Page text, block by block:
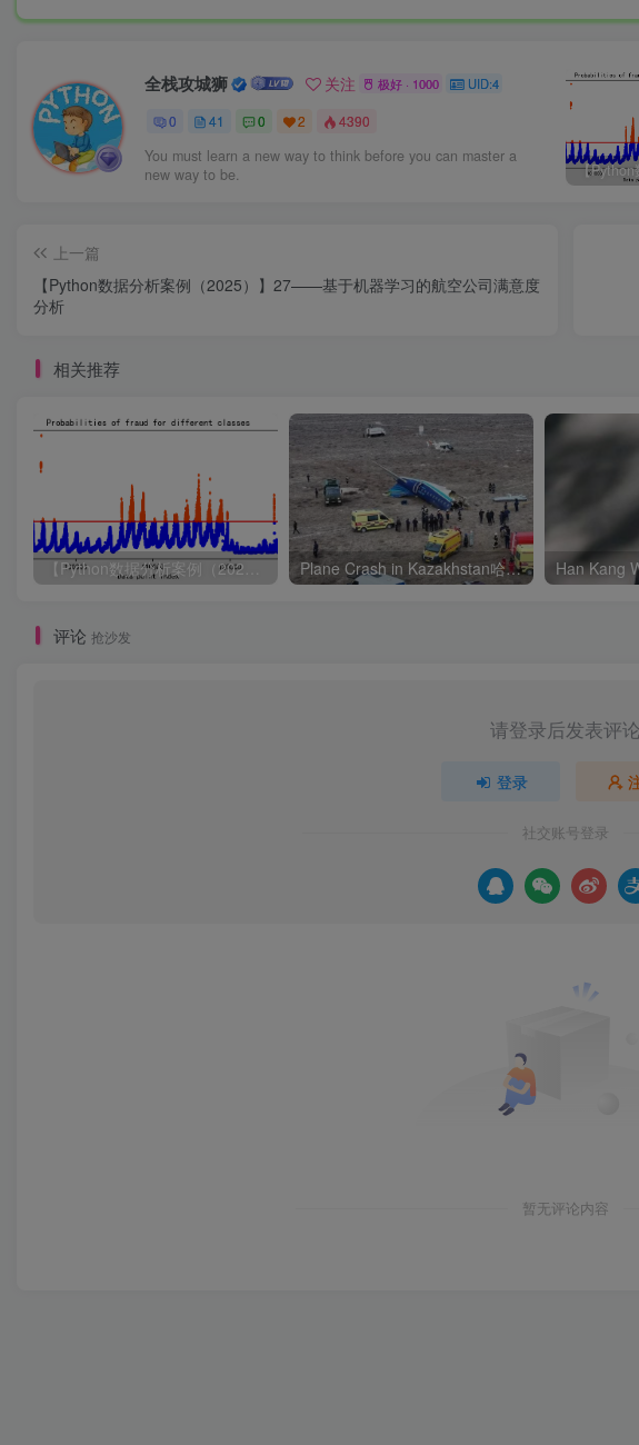
全栈攻城狮 关注 极好 · 1000 UID:4
0 41 0 2 4390
You must learn a new way to think before you can master a
new way to be.
上一篇
【Python数据分析案例（2025）】27——基于机器学习的航空公司满意度
分析
相关推荐
【Python数据分析案例（2024）】49—基于LSTM结构自编码器的多变量时间序列 Plane Crash in Kazakhstan哈萨克斯坦飞机失事
评论 抢沙发
请登录后发表评论
登录
社交账号登录
暂无评论内容